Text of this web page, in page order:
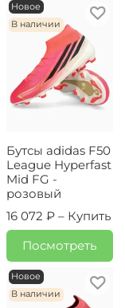
Новое
В наличии
Бутсы adidas F50
League Hyperfast
Mid FG -
розовый
16 072 ₽ – Купить
Посмотреть
Новое
В наличии